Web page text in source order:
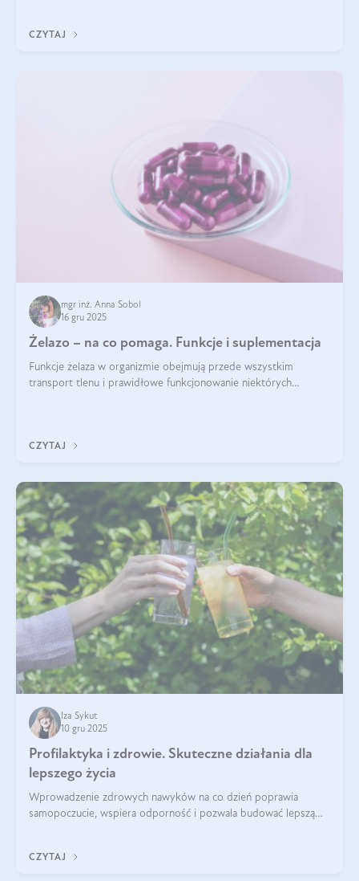
CZYTAJ
mgr inż. Anna Sobol
16 gru 2025
Żelazo – na co pomaga. Funkcje i suplementacja
Funkcje żelaza w organizmie obejmują przede wszystkim
transport tlenu i prawidłowe funkcjonowanie niektórych
CZYTAJ
Iza Sykut
10 gru 2025
Profilaktyka i zdrowie. Skuteczne działania dla
lepszego życia
Wprowadzenie zdrowych nawyków na co dzień poprawia
samopoczucie, wspiera odporność i pozwala budować lepszą
CZYTAJ